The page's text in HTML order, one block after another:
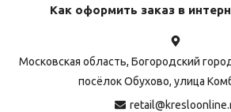
Как оформить заказ в
Московская область, Богородский
посёлок Обухово, улица